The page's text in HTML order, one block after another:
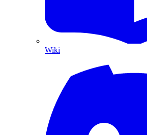
Wiki